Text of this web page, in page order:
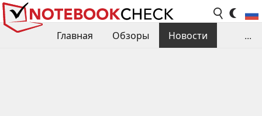
Главная Обзоры
Новости
...